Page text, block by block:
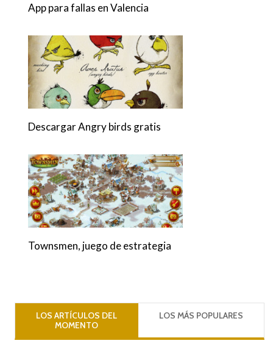
App para fallas en Valencia
Descargar Angry birds gratis
Townsmen, juego de estrategia
LOS ARTÍCULOS DEL
MOMENTO
LOS MÁS POPULARES